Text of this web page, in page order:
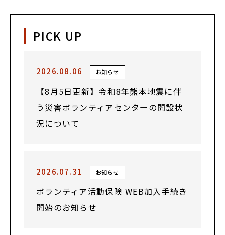
PICK UP
2026.08.06 お知らせ
【8月5日更新】令和8年熊本地震に伴
う災害ボランティアセンターの開設状
況について
2026.07.31 お知らせ
ボランティア活動保険 WEB加入手続き
開始のお知らせ